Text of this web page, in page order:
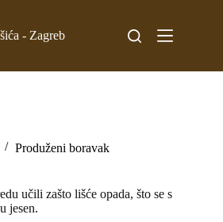
- Zagreb
Produženi boravak
učili zašto lišće opada, što se s
jesen.